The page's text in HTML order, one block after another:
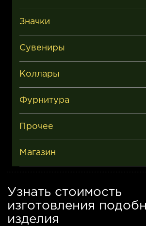
Значки
Сувениры
Коллары
Фурнитура
Прочее
Магазин
Узнать стоимость
изготовления
изделия